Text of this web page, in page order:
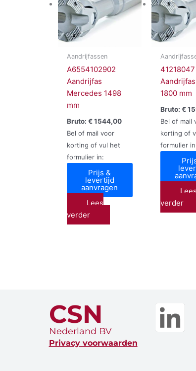
Aandrijfassen
A6554102902
Aandrijfas
Mercedes 1498
mm
Bruto: €1544,00
Bel of mail voor
korting of vul het
formulier in:
Prijs &
levertijd
aanvragen
Lees
verder
41218047
1800 mm
Bruto: €
Bel of mail
korting of
formulier
Lees
verder
CSN
Nederland BV
Privacy voorwaarden